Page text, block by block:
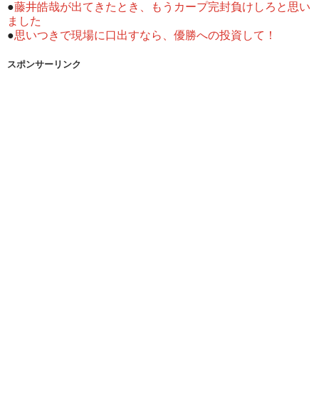
●藤井皓哉が出てきたとき、もうカープ完封負けしろと思い
ました
●思いつきで現場に口出すなら、優勝への投資して！
スポンサーリンク